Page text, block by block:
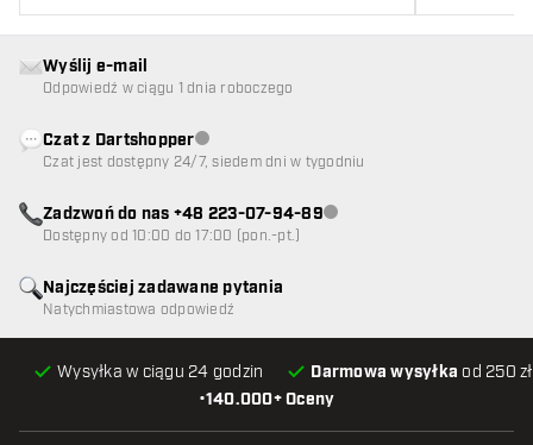
•140.000+ Oceny
Wysyłka w ciągu 24 godzin Darmowa wysyłka od 250
Najczęściej zadawane pytania
Natychmiastowa odpowiedź
Wyślij e-mail
Odpowiedź w ciągu 1 dnia roboczego
Czat z DartshopperObsługa klienta niedostępna
Czat jest dostępny 24/7, siedem dni w tygodniu
Zadzwoń do nas +48 223-07-94-89Obsługa klienta niedostępna
Dostępny od 10:00 do 17:00 (pon.-pt.)